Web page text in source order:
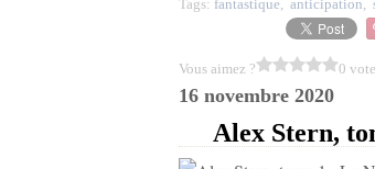
Tags: fantastique, anticipation,
Vous aimez ? 0 vote
16 novembre 2020
Alex Stern,